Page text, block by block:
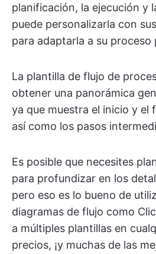
planificación, la ejecución y
puede personalizarla con
para adaptarla a su proceso
La plantilla de flujo de
obtener una panorámica
ya que muestra el inicio y el
así como los pasos
Es posible que necesites
para profundizar en los
pero eso es lo bueno de
diagramas de flujo como
a múltiples plantillas en
precios, ¡y muchas de las